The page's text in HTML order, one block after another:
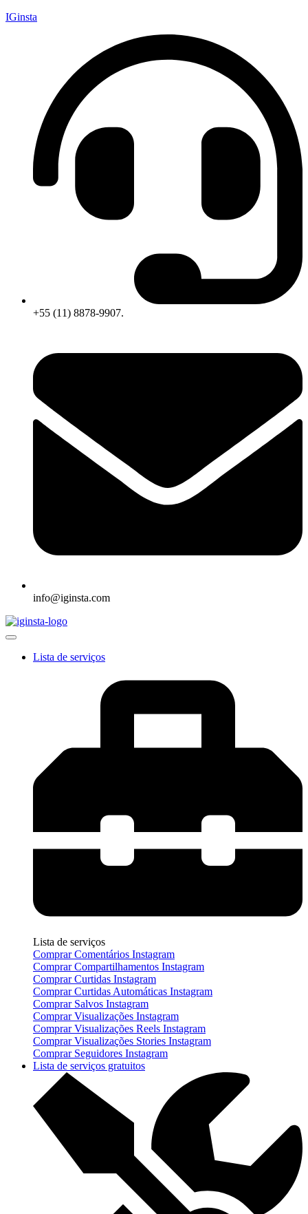
IGinsta
+55 (11) 8878-9907.
info@iginsta.com
Lista de serviços
Lista de serviços
Comprar Comentários Instagram
Comprar Compartilhamentos Instagram
Comprar Curtidas Instagram
Comprar Curtidas Automáticas Instagram
Comprar Salvos Instagram
Comprar Visualizações Instagram
Comprar Visualizações Reels Instagram
Comprar Visualizações Stories Instagram
Comprar Seguidores Instagram
Lista de serviços gratuitos